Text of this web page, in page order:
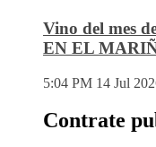
Vino del mes
EN EL
5:04 PM 14 Jul
Contrate